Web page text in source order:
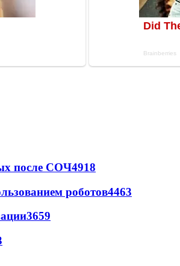
после СОЧ4918
роботов4463
3659